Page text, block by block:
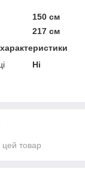
150 см
217 см
Ні
цей товар